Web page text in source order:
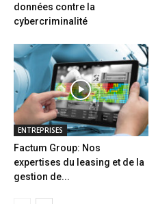
données contre la
cybercriminalité
ENTREPRISES
Factum Group: Nos
expertises du leasing et de la
gestion de...